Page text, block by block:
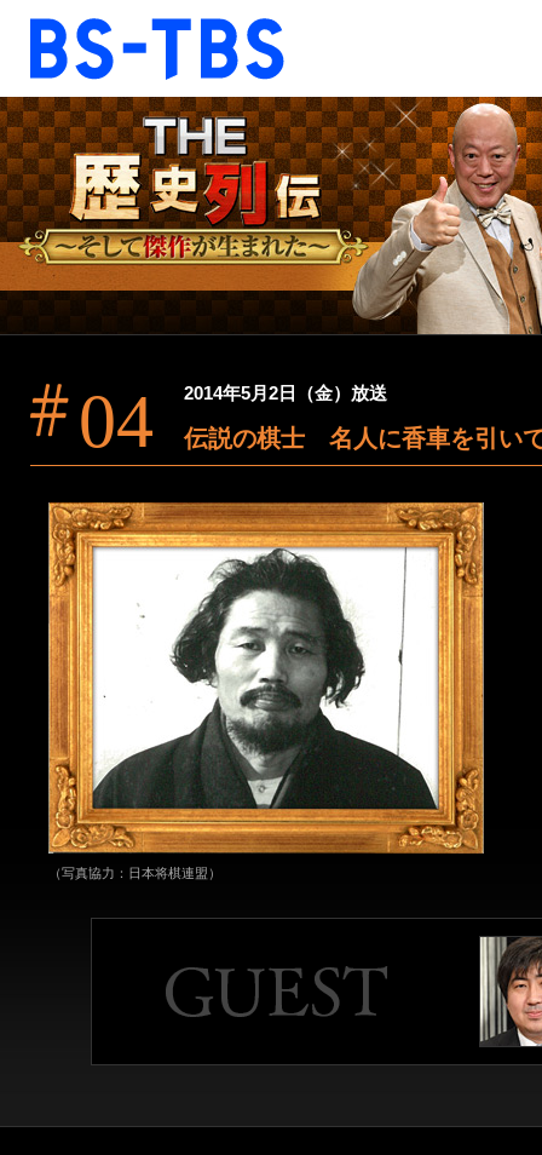
BS-TBS
BS-TBS
ドラマ 映画
報道 教養
音楽 エンタメ
ファンクラブ
視聴方法 4K放送
ご意見・ご感想 会社情報
04 2014年5月2日（金）放送
伝説の棋士 名人に香車を引
（写真協力：日本将棋連盟）